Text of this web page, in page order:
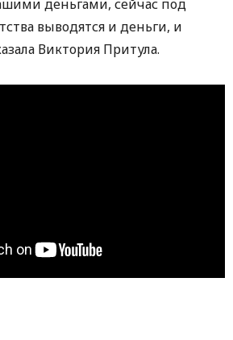
деньгами, сейчас под
выводятся и деньги, и
Виктория Притула.